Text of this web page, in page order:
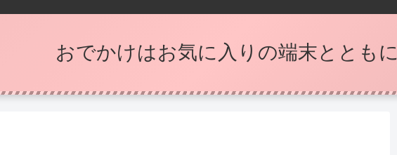
おでかけはお気に入りの端末とともに